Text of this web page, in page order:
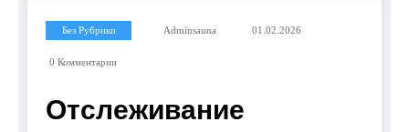
Без Рубрики Adminsauna 01.02.2026
0 Комментарии
Отслеживание